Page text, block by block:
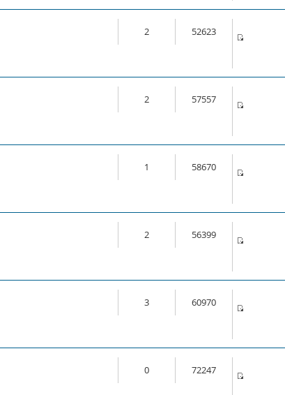
2 52623
2 57557
1 58670
2 56399
3 60970
0 72247